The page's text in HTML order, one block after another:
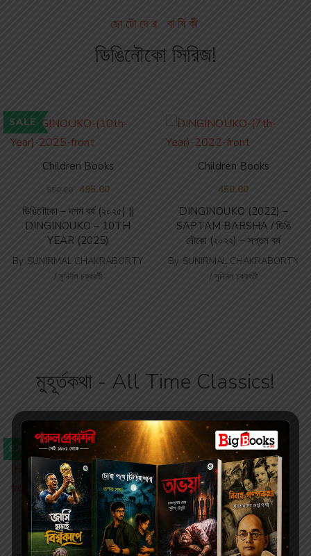
ছোটোদের বার্ষিকী
ডিঙিনৌকো সিরিজ!
SALE
ডিঙিনৌকো – দশম বর্ষ (২০২৫) ||
DINGINOUKO – 10TH
YEAR (2025)
Children Books
550.00 495.00
By SUNIRMAL CHAKRABORTY
/ সুনির্মল চক্রবর্তী
DINGINOUKO (2022) –
SAPTAM BARSHA / ডিঙি
নৌকো (২০২২) – সপ্তম বর্ষ
Children Books
450.00
By SUNIRMAL CHAKRABORTY
/ সুনির্মল চক্রবর্তী
মুহূর্তকথা - All Time Classics!
SALE
Short Stories
400.00 320.00
SALE
Short Stories
400.00 320.00